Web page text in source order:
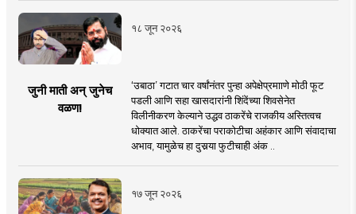
१८ जून २०२६
जुनी माती अन् जुनेच
वळण!
‘उबाठा’ गटात चार वर्षांनंतर पुन्हा अपेक्षेप्रमााणे मोठी फूट
पडली आणि सहा खासदारांनी शिंदेंच्या शिवसेनेत
विलीनीकरण केल्याने उद्धव ठाकरेंचे राजकीय अस्तित्वच
धोक्यात आले. ठाकरेंचा पराकोटीचा अहंकार आणि संवादाचा
अभाव, यामुळेच हा दुसर्‍या फुटीचाही अंक ..
१७ जून २०२६